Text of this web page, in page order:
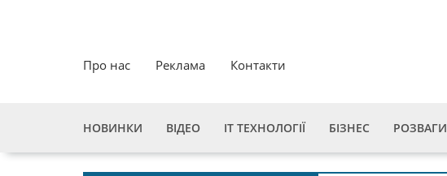
Про нас Реклама Контакти
НОВИНКИ ВІДЕО ІТ ТЕХНОЛОГІЇ БІЗНЕС РОЗВАГИ